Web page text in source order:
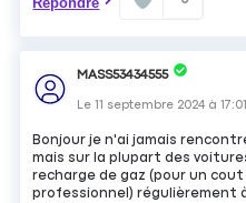
MASS53434555
Le11 septembre 2024 à17:01
Bonjour je n'ai jamais
mais sur la plupart des
recharge de gaz (pour un cout
professionnel) régulièrement